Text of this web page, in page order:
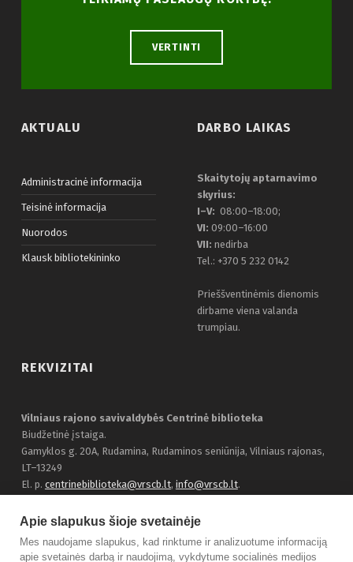
VERTINTI
AKTUALU
Administracinė informacija
Teisinė informacija
Nuorodos
Klausk bibliotekininko
DARBO LAIKAS
Skaitytojų aptarnavimo
skyrius:
I–V: 08:00–18:00;
VI: 09:00–16:00
VII: nedirba
Tel.: +370 5 232 0142
Prieššventinėmis dienomis
dirbame viena valanda
trumpiau.
REKVIZITAI
Vilniaus rajono savivaldybės Centrinė biblioteka
Biudžetinė įstaiga.
Gamyklos g. 20A, Rudamina, Rudaminos seniūnija, Vilniaus rajonas,
LT–13249
El. p. centrinebiblioteka@vrscb.lt, info@vrscb.lt.
kodas 303116707
Apie slapukus šioje svetainėje
Mes naudojame slapukus, kad rinktume ir analizuotume informaciją
apie svetainės darbą ir naudojimą, vykdytume socialinės medijos